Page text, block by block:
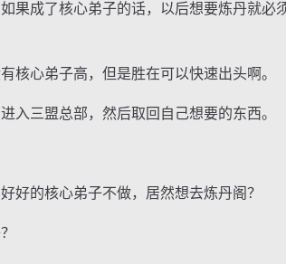
成了核心弟子的话，以后想要炼丹就必
心弟子高，但是胜在可以快速出头啊。
三盟总部，然后取回自己想要的东西。
的核心弟子不做，居然想去炼丹阁？